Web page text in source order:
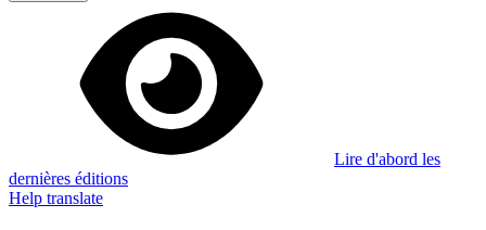
Lire d'abord les
dernières éditions
Help translate